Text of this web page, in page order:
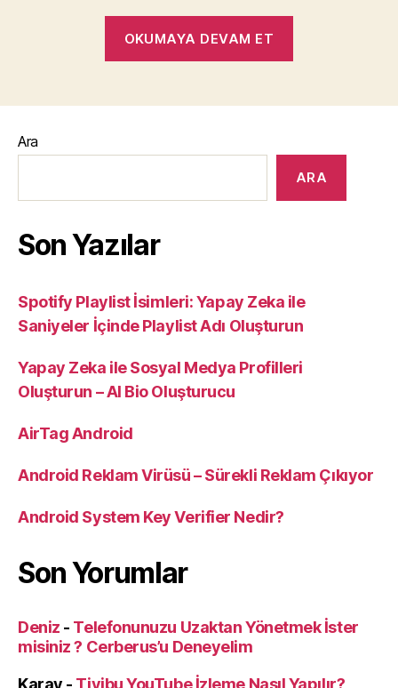
OKUMAYA DEVAM ET
Ara
ARA
Son Yazılar
Spotify Playlist İsimleri: Yapay Zeka ile
Saniyeler İçinde Playlist Adı Oluşturun
Yapay Zeka ile Sosyal Medya Profilleri
Oluşturun – AI Bio Oluşturucu
AirTag Android
Android Reklam Virüsü – Sürekli Reklam Çıkıyor
Android System Key Verifier Nedir?
Son Yorumlar
Deniz - Telefonunuzu Uzaktan Yönetmek İster
misiniz ? Cerberus’u Deneyelim
Karay - Tivibu YouTube İzleme Nasıl Yapılır?